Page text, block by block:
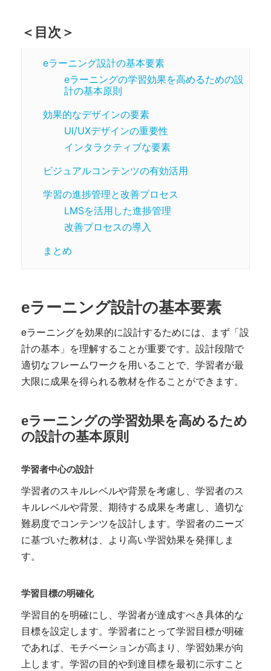
＜目次＞
eラーニング設計の基本要素
eラーニングの学習効果を高めるための設
計の基本原則
効果的なデザインの要素
UI/UXデザインの重要性
インタラクティブな要素
ビジュアルコンテンツの有効活用
学習の進捗管理と改善プロセス
LMSを活用した進捗管理
改善プロセスの導入
まとめ
eラーニング設計の基本要素
eラーニングを効果的に設計するためには、まず「設
計の基本」を理解することが重要です。設計段階で
適切なフレームワークを用いることで、学習者が最
大限に成果を得られる教材を作ることができます。
eラーニングの学習効果を高めるため
の設計の基本原則
学習者中心の設計
学習者のスキルレベルや背景を考慮し、学習者のス
キルレベルや背景、期待する成果を考慮し、適切な
難易度でコンテンツを設計します。学習者のニーズ
に基づいた教材は、より高い学習効果を発揮しま
す。
学習目標の明確化
学習目的を明確にし、学習者が達成すべき具体的な
目標を設定します。学習者にとって学習目標が明確
であれば、モチベーションが高まり、学習効果が向
上します。学習の目的や到達目標を最初に示すこと